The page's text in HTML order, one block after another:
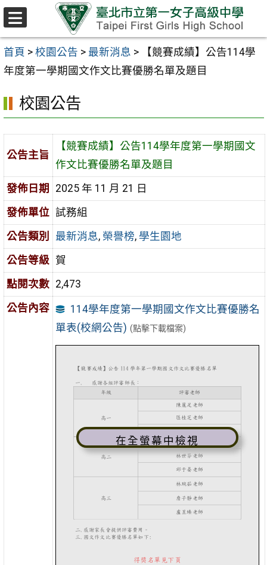
跳至主要內容區
首頁 > 校園公告 > 最新消息 >
【競賽成績】公告114學
年度第一學期國文作文比賽優勝名單及題目
校園公告
公告主旨
【競賽成績】公告114學年度第一學期國文
作文比賽優勝名單及題目
發佈日期
2025 年 11 月 21 日
發佈單位 試務組
公告類別
最新消息, 榮譽榜, 學生園地
公告等級 賀
點閱次數 2,473
公告內容
114學年度第一學期國文作文比賽優勝名
單表(校網公告) (點擊下載檔案)
在全螢幕中檢視
選
單